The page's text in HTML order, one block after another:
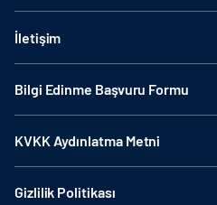
İletişim
Bilgi Edinme Başvuru Formu
KVKK Aydınlatma Metni
Gizlilik Politikası